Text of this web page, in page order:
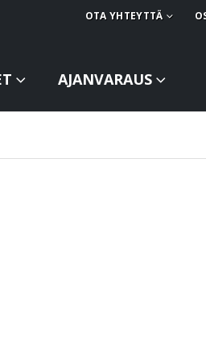
OTA YHTEYTTÄ
AJANVARAUS